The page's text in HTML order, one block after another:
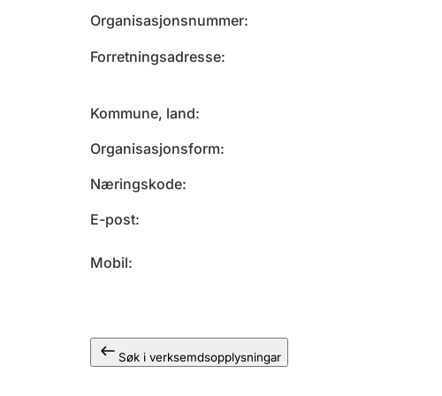
Organisasjonsnummer
Forretningsadresse
Kommune, land
Organisasjonsform
Næringskode
E-post
Mobil
Søk i verksemdsopplysningar